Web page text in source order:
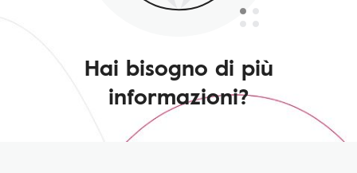
Hai bisogno di più
informazioni?